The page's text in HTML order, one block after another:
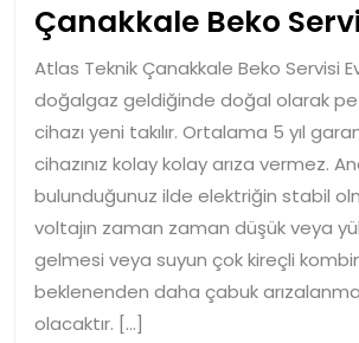
Çanakkale Beko
Atlas Teknik Çanakkale Beko Servisi
doğalgaz geldiğinde doğal olarak
cihazı yeni takılır. Ortalama 5 yıl
cihazınız kolay kolay arıza vermez.
bulunduğunuz ilde elektriğin stabil
voltajın zaman zaman düşük veya
gelmesi veya suyun çok kireçli
beklenenden daha çabuk
olacaktır. […]